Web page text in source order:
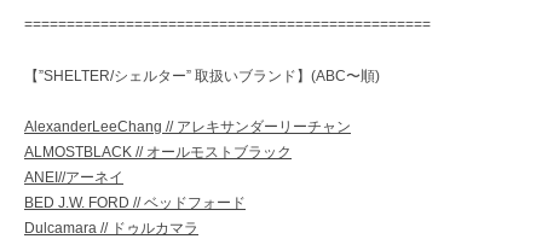
================================================
【”SHELTER/シェルター” 取扱いブランド】(ABC〜順)
AlexanderLeeChang // アレキサンダーリーチャン
ALMOSTBLACK // オールモストブラック
ANEI//アーネイ
BED J.W. FORD // ベッドフォード
Dulcamara // ドゥルカマラ